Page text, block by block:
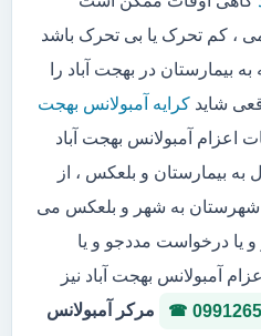
، کم تحرک یا بی تحرک باشد
بیمارستان در بهجت آباد را
شاید کرایه آمبولانس بهجت
اعزام آمبولانس بهجت آباد
به بیمارستان و بلعکس ، از
شهرستان به شهر و بلعکس می
یا درخواست مددجو و یا
آمبولانس بهجت آباد نیز
مرکر آمبولانس